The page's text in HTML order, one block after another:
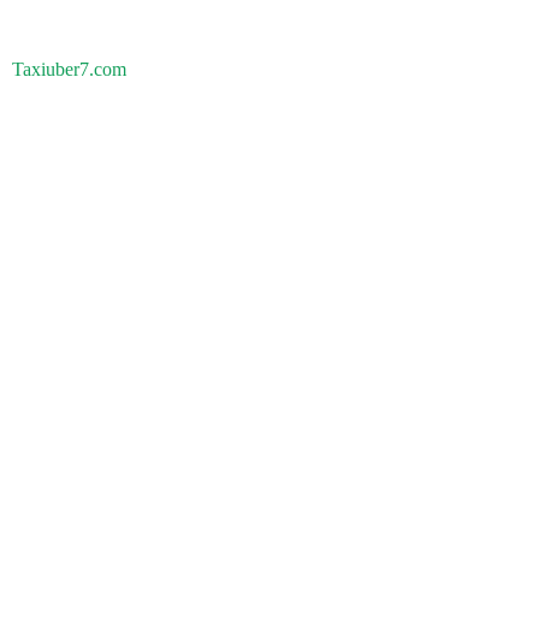
Taxiuber7.com